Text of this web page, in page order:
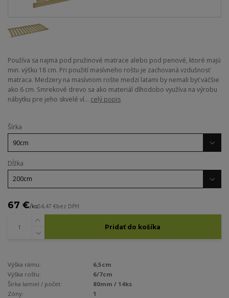
Používa sa najmä pod pružinové matrace alebo pod penové, ktoré majú
min. výšku 18 cm. Pri použití masívneho roštu je zachovaná vzdušnosť
matraca. Medzery na masívnom rošte medzi latami by nemali byť väčšie
ako 6 cm. Smrekové drevo sa ako materiál dlhodobo využíva na výrobu
nábytku pre jeho skvelé vl... celý popis
Šírka
Dĺžka
67 €/ks54,47 €bez DPH
Pridať do košíka
Výška rámu:
6,5cm
Výška roštu:
6/7cm
Šírka lamiel / počet:
80mm / 14ks
Zóny:
1